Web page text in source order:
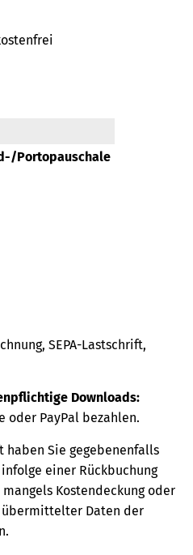
Portopauschale
SEPA-Lastschrift,
Downloads:
oder PayPal bezahlen.
haben Sie gegebenenfalls
einer Rückbuchung
Kostendeckung oder
übermittelter Daten der